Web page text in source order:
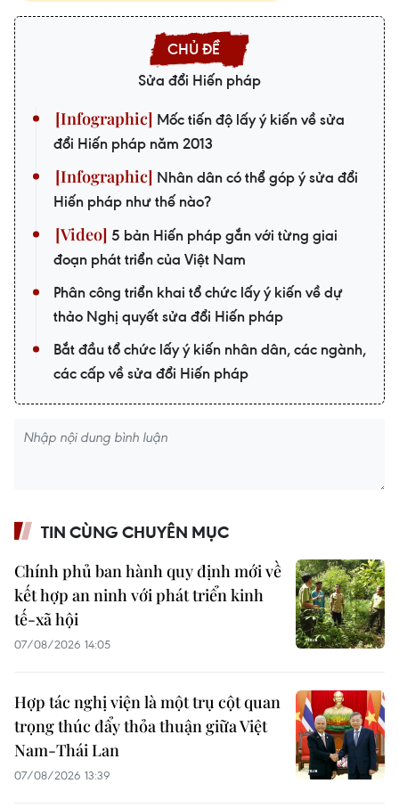
Sửa đổi Hiến pháp
Mốc tiến độ lấy ý kiến về sửa
đổi Hiến pháp năm 2013
Nhân dân có thể góp ý sửa đổi
Hiến pháp như thế nào?
5 bản Hiến pháp gắn với từng giai
đoạn phát triển của Việt Nam
Phân công triển khai tổ chức lấy ý kiến về dự
thảo Nghị quyết sửa đổi Hiến pháp
Bắt đầu tổ chức lấy ý kiến nhân dân, các ngành,
các cấp về sửa đổi Hiến pháp
TIN CÙNG CHUYÊN MỤC
Chính phủ ban hành quy định mới về
kết hợp an ninh với phát triển kinh
tế-xã hội
07/08/2026 14:05
Hợp tác nghị viện là một trụ cột quan
trọng thúc đẩy thỏa thuận giữa Việt
Nam-Thái Lan
07/08/2026 13:39